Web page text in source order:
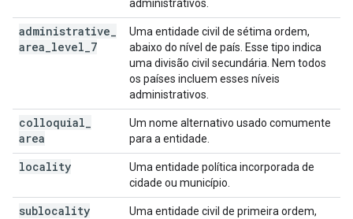
administrativos.
administrative
area level 7
Uma entidade civil de sétima ordem,
abaixo do nível de país. Esse tipo indica
uma divisão civil secundária. Nem todos
os países incluem esses níveis
administrativos.
colloquial
area
Um nome alternativo usado comumente
para a entidade.
locality
Uma entidade política incorporada de
cidade ou município.
sublocality
Uma entidade civil de primeira ordem,